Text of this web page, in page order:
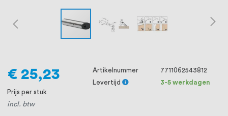
€ 25,23
Prijs per stuk
incl. btw
Artikelnummer
7711062543812
Levertijd
3-5 werkdagen